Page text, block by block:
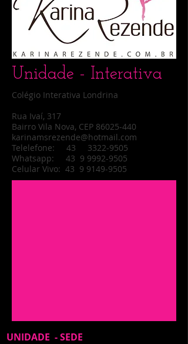
Unidade - Interativa
Colégio Interativa Londrina
Rua Ivaí, 317
Bairro Vila Nova, CEP 86025-440
karinamsrezende@hotmail.com
Telelefone: 43 3322-9505
Whatsapp: 43 9 9992-9505
Celular Vivo: 43 9 9149-9505
UNIDADE - SEDE